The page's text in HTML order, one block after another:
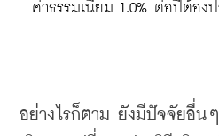
ค่าธรรมเนียม 1.0% ต่อปีต้อง
อย่างไรก็ตาม ยังมีปัจจัยอื่นๆ